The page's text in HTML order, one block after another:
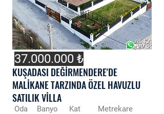
37.000.000₺
KUŞADASI DEĞİRMENDERE'DE
MALİKANE TARZINDA ÖZEL HAVUZLU
SATILIK VİLLA
Oda
Banyo
Kat
Metrekare